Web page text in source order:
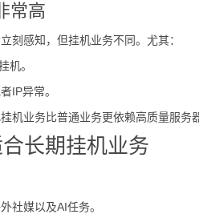
常高
刻感知，但挂机业务不同。尤其：
机。
IP异常。
机业务比普通业务更依赖高质量服务
长期挂机业务
社媒以及AI任务。